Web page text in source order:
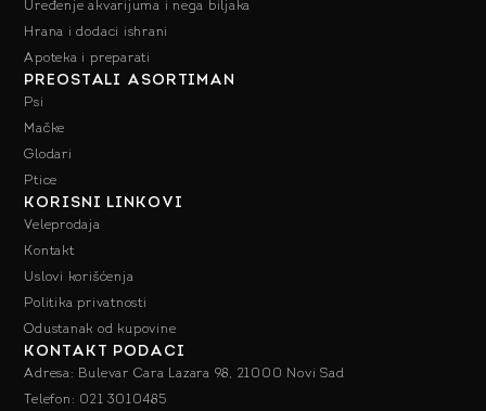
Uređenje akvarijuma i nega biljaka
Hrana i dodaci ishrani
Apoteka i preparati
PREOSTALI ASORTIMAN
Psi
Mačke
Glodari
Ptice
KORISNI LINKOVI
Veleprodaja
Kontakt
Uslovi korišćenja
Politika privatnosti
Odustanak od kupovine
KONTAKT PODACI
Adresa: Bulevar Cara Lazara 98, 21000 Novi Sad
Telefon: 021 3010485